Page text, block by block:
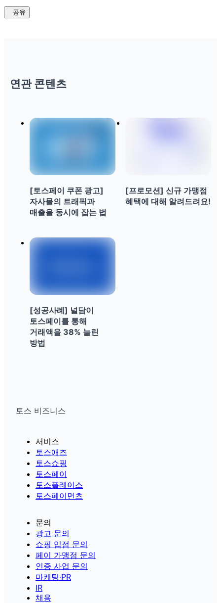
공유
연관 콘텐츠
[토스페이 쿠폰 광고]
자사몰의 트래픽과
매출을 동시에 잡는 법
[프로모션] 신규 가맹점
혜택에 대해 알려드려요!
[성공사례] 널담이
토스페이를 통해
거래액을 38% 늘린
방법
토스 비즈니스
서비스
토스애즈
토스쇼핑
토스페이
토스플레이스
토스페이먼츠
문의
광고 문의
쇼핑 입점 문의
페이 가맹점 문의
인증 사업 문의
마케팅·PR
IR
채용